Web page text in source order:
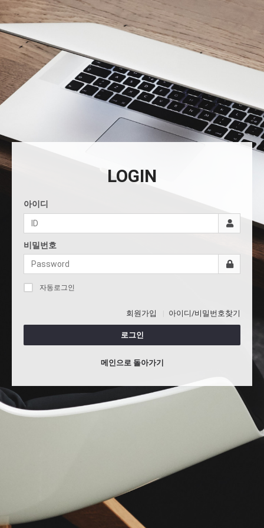
LOGIN
아이디
비밀번호
자동로그인
회원가입 아이디/비밀번호찾기
로그인
메인으로 돌아가기